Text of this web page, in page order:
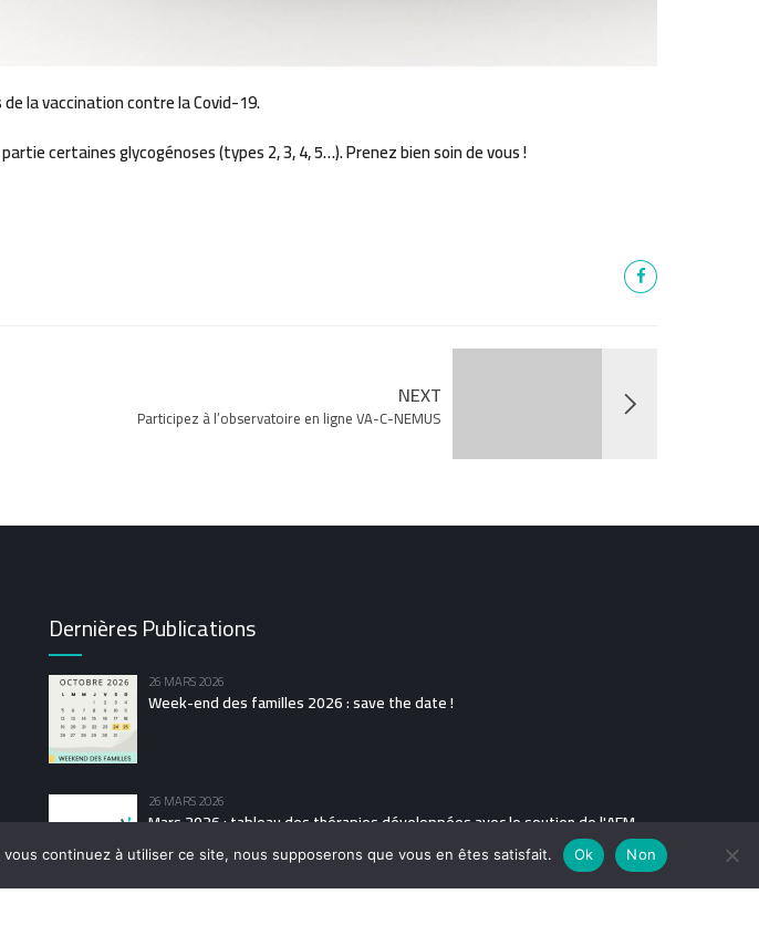
la vaccination contre la Covid-19.
certaines glycogénoses (types 2, 3, 4, 5…). Prenez bien soin de vous !
NEXT
Participez à l’observatoire en ligne VA-C-NEMUS
Dernières Publications
26 MARS 2026
Week-end des familles 2026 : save the date !
26 MARS 2026
Mars 2026 : tableau des thérapies développées avec le soutien de l'AFM-
Téléthon
continuez à utiliser ce site, nous supposerons que vous en êtes satisfait. Ok Non